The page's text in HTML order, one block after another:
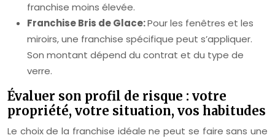
franchise moins élevée.
Franchise Bris de Glace:Pour les fenêtres et les
miroirs, une franchise spécifique peut s’appliquer.
Son montant dépend du contrat et du type de
verre.
Évaluer son profil de risque : votre
propriété, votre situation, vos habitudes
Le choix de la franchise idéale ne peut se faire sans une